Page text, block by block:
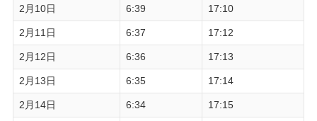
2月10日 6:39 17:10
2月11日 6:37 17:12
2月12日 6:36 17:13
2月13日 6:35 17:14
2月14日 6:34 17:15